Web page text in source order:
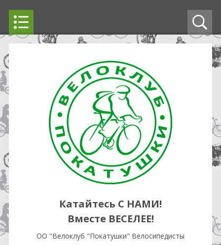
Катайтесь С НАМИ!
Вместе ВЕСЕЛЕЕ!
OO "Велоклуб "Покатушки" Велосипедисты